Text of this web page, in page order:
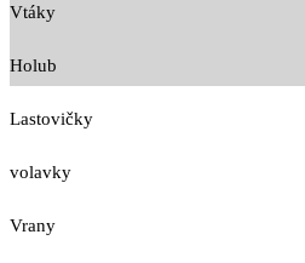
Vtáky
Holub
Lastovičky
volavky
Vrany